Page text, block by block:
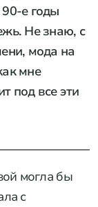
е годы
Не знаю, с
мода на
мне
под все эти
могла бы
с